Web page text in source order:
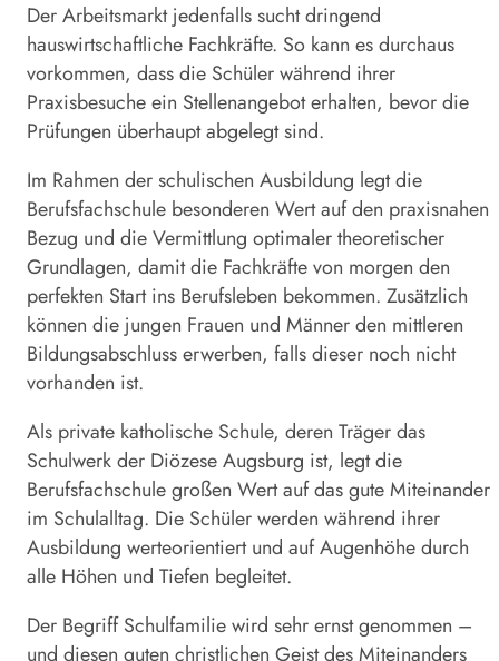
Der Arbeitsmarkt jedenfalls sucht dringend
hauswirtschaftliche Fachkräfte. So kann es durchaus
vorkommen, dass die Schüler während ihrer
Praxisbesuche ein Stellenangebot erhalten, bevor die
Prüfungen überhaupt abgelegt sind.
Im Rahmen der schulischen Ausbildung legt die
Berufsfachschule besonderen Wert auf den praxisnahen
Bezug und die Vermittlung optimaler theoretischer
Grundlagen, damit die Fachkräfte von morgen den
perfekten Start ins Berufsleben bekommen. Zusätzlich
können die jungen Frauen und Männer den mittleren
Bildungsabschluss erwerben, falls dieser noch nicht
vorhanden ist.
Als private katholische Schule, deren Träger das
Schulwerk der Diözese Augs­burg ist, legt die
Berufsfachschule gro­ßen Wert auf das gute Miteinander
im Schulalltag. Die Schüler werden während ihrer
Ausbildung werteorientiert und auf Augenhöhe durch
alle Höhen und Tiefen begleitet.
Der Begriff Schulfamilie wird sehr ernst genommen –
und diesen guten christlichen Geist des Miteinanders